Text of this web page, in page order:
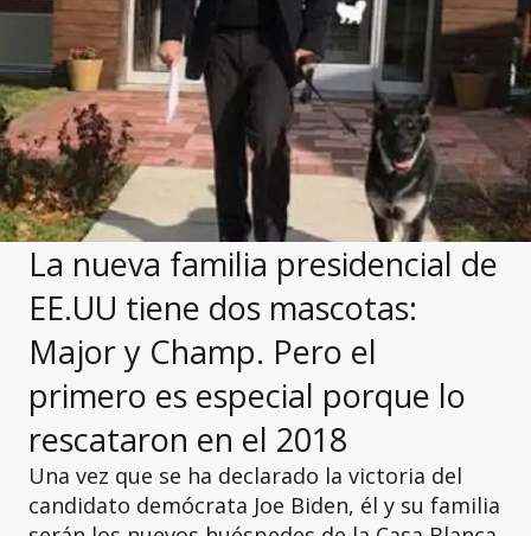
La nueva familia presidencial de
EE.UU tiene dos mascotas:
Major y Champ. Pero el
primero es especial porque lo
rescataron en el 2018
Una vez que se ha declarado la victoria del
candidato demócrata Joe Biden, él y su familia